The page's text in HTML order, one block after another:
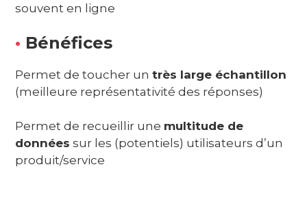
souvent en ligne
• Bénéfices
Permet de toucher untrès large échantillon
(meilleure représentativité des réponses)
Permet de recueillir une multitude de
données sur les (potentiels) utilisateurs d’un
produit/service